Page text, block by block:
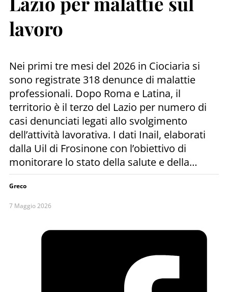
lavoro
Nei primi tre mesi del 2026 in Ciociaria si
sono registrate 318 denunce di malattie
professionali. Dopo Roma e Latina, il
territorio è il terzo del Lazio per numero di
casi denunciati legati allo svolgimento
dell’attività lavorativa. I dati Inail, elaborati
dalla Uil di Frosinone con l’obiettivo di
monitorare lo stato della salute e della…
Greco
7 Maggio 2026